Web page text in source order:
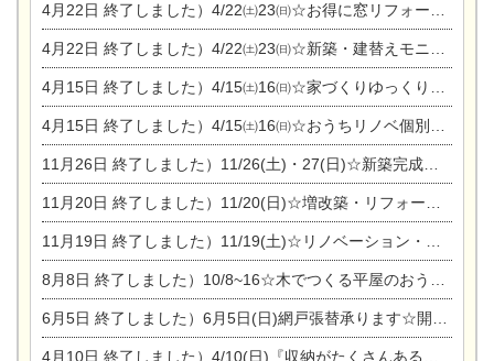
4月22日 終了しました）4/22㈯23㈰☆お得に窓リフォーム個別相談会
4月22日 終了しました）4/22㈯23㈰☆新築・建替えモニター募集個別相談会
4月15日 終了しました）4/15㈯16㈰☆家づくりゆっくりじっくり個別相談会
4月15日 終了しました）4/15㈯16㈰☆おうちリノベ個別相談会
11月26日 終了しました）11/26(土)・27(日)☆新築完成見学会 in一宮市あずら
11月20日 終了しました）11/20(日)☆増改築・リフォームまつり＆秋の味覚まつり＆芸術祭
11月19日 終了しました）11/19(土)☆リノベーション・家の修理まつり＆増改築・リフォームまつりin扶桑ゴルフ
8月8日 終了しました）10/8~16☆木でつくる平屋のおうちのつくり方【完全予約制】
6月5日 終了しました）6月5日(日)網戸張替承ります☆開催！
4月10日 終了しました）4/10(日)『収納がたくさんあるおうち現場見学会』